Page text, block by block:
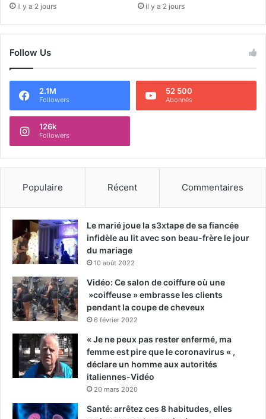
il y a 2 jours il y a 2 jours
Follow Us
2.1M
Followers
52 500
Abonnés
126k
Followers
Populaire Récent Commentaires
Le marié joue la s3xtape de sa fiancée
infidèle au lit avec son beau-frère le jour
du mariage
10 août 2022
Vidéo: Ce salon de coiffure où une
»coiffeuse » embrasse les clients
pendant la coupe de cheveux
6 février 2022
« Je ne peux pas rester enfermé, ma
femme est pire que le coronavirus « ,
déclare un homme aux autorités
italiennes-Vidéo
20 mars 2020
Santé: arrêtez ces 8 habitudes, elles